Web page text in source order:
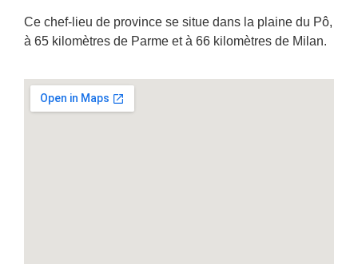
Ce chef-lieu de province se situe dans la plaine du Pô,
à 65 kilomètres de Parme et à 66 kilomètres de Milan.